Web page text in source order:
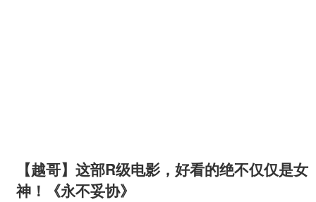
【越哥】这部R级电影，好看的绝不仅仅是女
神！《永不妥协》